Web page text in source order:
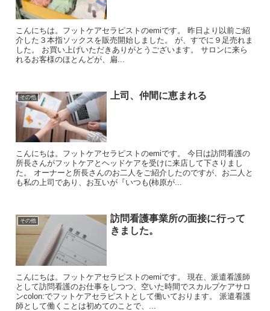
こんにちは。フットケアセラピストのemiです。 昨日より以前ご紹
介した３本指ソックスを販売開始しました。 が、すでに９足売れま
した。 お買い上げいただきありがとうございます。 サロンに来ら
れるお客様のほとんどが、扁...
その他 上司、仲間に恵まれる
こんにちは。フットケアセラピストのemiです。 今日は訪問看護の
所長さんがフットケアとヘッドケアを受けに来店して下さりまし
た。 オーナーと所長さんのお二人をご紹介したのですが、お二人と
も私の上司であり、お互いが『いつも(柿原が...
その他
訪問看護事業所の面接に行って
きました。
こんにちは。フットケアセラピストのemiです。 現在、派遣看護師
として訪問看護のお仕事をしつつ、空いた時間でスカルプケアサロ
ンcolon:でフットケアセラピストとして働いております。 派遣看護
師として働くことは初めてのことで、...